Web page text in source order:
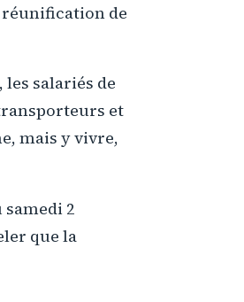
réunification de
salariés de
et
mais y vivre,
2
que la